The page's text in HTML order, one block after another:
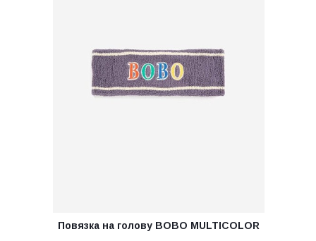
Повязка на голову BOBO MULTICOLOR